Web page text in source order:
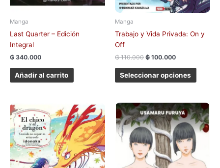
Manga
Last Quarter – Edición
Integral
₲ 340.000
Añadir al carrito
Manga
Trabajo y Vida Privada: On y
Off
₲110.000 ₲ 100.000
Seleccionar opciones
página
de